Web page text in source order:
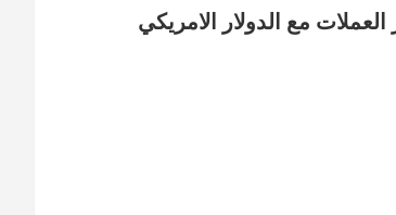
العملات مع الدولار الامريكي